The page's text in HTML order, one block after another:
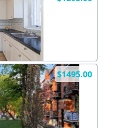
$1495.00
dans courriel)
vous
X Fermer